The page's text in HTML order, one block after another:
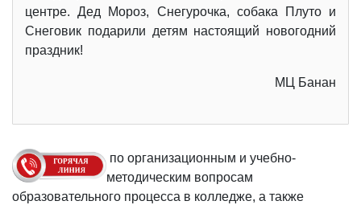
центре. Дед Мороз, Снегурочка, собака Плуто и
Снеговик подарили детям настоящий новогодний
праздник!
МЦ Банан
по организационным и учебно-
методическим вопросам
образовательного процесса в колледже, а также